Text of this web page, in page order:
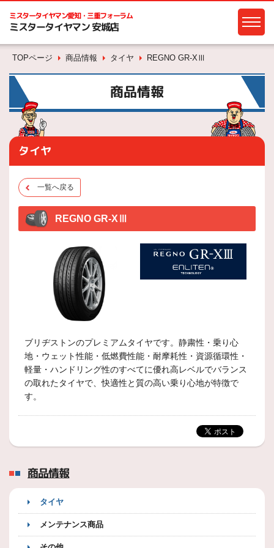
ミスタータイヤマン愛知・三重フォーラム
ミスタータイヤマン 安城店
TOPページ 商品情報 タイヤ REGNO GR-XⅢ
商品情報
タイヤ
一覧へ戻る
REGNO GR-XⅢ
ブリヂストンのプレミアムタイヤです。静粛性・乗り心
地・ウェット性能・低燃費性能・耐摩耗性・資源循環性・
軽量・ハンドリング性のすべてに優れ高レベルでバランス
の取れたタイヤで、快適性と質の高い乗り心地が特徴で
す。
商品情報
タイヤ
メンテナンス商品